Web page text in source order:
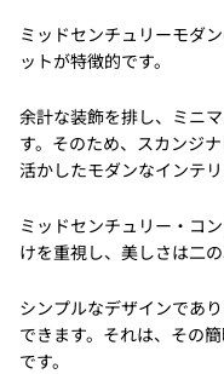
ミッドセンチュリーモダ
ットが特徴的です。
余計な装飾を排し、ミニ
す。そのため、スカンジ
活かしたモダンなインテ
ミッドセンチュリー・コ
けを重視し、美しさは二
シンプルなデザインであ
できます。それは、その
です。